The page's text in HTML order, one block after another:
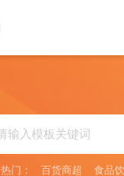
热门： 百货商超 食品